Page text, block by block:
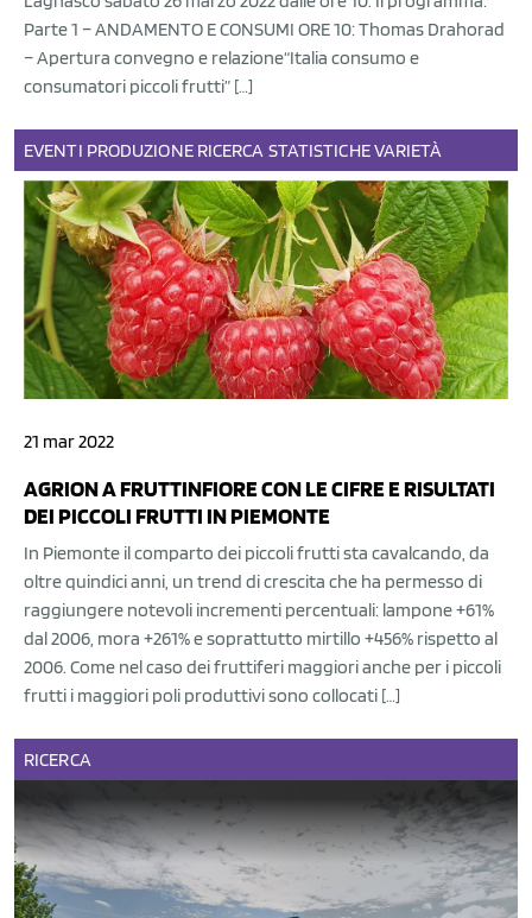
Parte 1 – ANDAMENTO E CONSUMI ORE 10: Thomas Drahorad
– Apertura convegno e relazione“Italia consumo e
consumatori piccoli frutti” […]
EVENTI PRODUZIONE RICERCA STATISTICHEVARIETÀ
21 mar 2022
AGRION A FRUTTINFIORE CON LE CIFRE E RISULTATI
DEI PICCOLI FRUTTI IN PIEMONTE
In Piemonte il comparto dei piccoli frutti sta cavalcando, da
oltre quindici anni, un trend di crescita che ha permesso di
raggiungere notevoli incrementi percentuali: lampone +61%
dal 2006, mora +261% e soprattutto mirtillo +456% rispetto al
2006. Come nel caso dei fruttiferi maggiori anche per i piccoli
frutti i maggiori poli produttivi sono collocati […]
RICERCA